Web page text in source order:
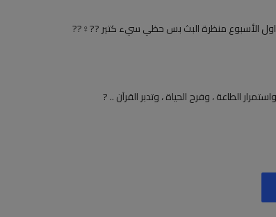
اول الأسبوع منظرة البث بس حظي سيء كتير ??‍♀️??
الطاعة ، وفرح الحياة ، وتدبر القرآن .. ?